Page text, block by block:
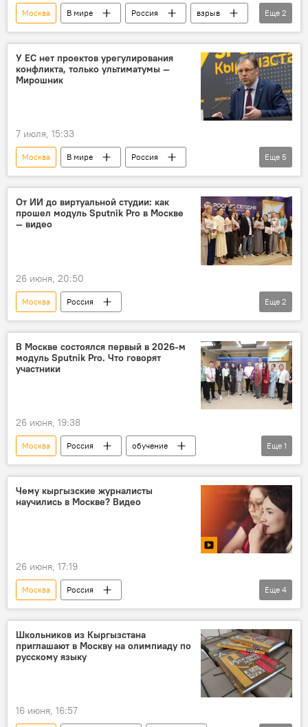
Москва В мире Россия
взрыв
взрывное устройство
гибель
Еще 2
У ЕС нет проектов урегулирования
конфликта, только ультиматумы —
Мирошник
7 июля, 15:33
Москва В мире
Россия
Украина
Европа
Родион Мирошник
Сергей Лавров
Владимир Зеленский
Евросоюз
Еще 5
От ИИ до виртуальной студии: как
прошел модуль Sputnik Pro в Москве
— видео
26 июня, 20:50
Москва
Россия
Образовательный проект SputnikPro
видео
Еще 2
В Москве состоялся первый в 2026-м
модуль Sputnik Pro. Что говорят
участники
26 июня, 19:38
Москва Россия
обучение
проект
Образовательный проект SputnikPro
Еще 1
Чему кыргызские журналисты
научились в Москве? Видео
26 июня, 17:19
Москва
Россия
Образовательный проект SputnikPro
журналисты
искусственный интеллект
Еще 4
Школьников из Кыргызстана
приглашают в Москву на олимпиаду по
русскому языку
16 июня, 16:57